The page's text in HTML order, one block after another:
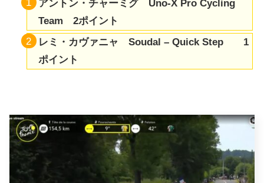
アントン・チャーミグ Uno-X Pro Cycling
Team 2ポイント
レミ・カヴァニャ Soudal – Quick Step 1
ポイント